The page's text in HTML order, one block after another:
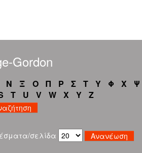
Gordon
Ν Ξ Ο Π Ρ Σ Τ Υ Φ Χ Ψ
T U V W X Y Z
σελίδα